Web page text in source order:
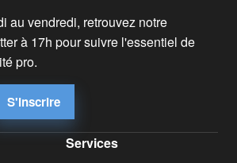
au vendredi, retrouvez notre
à 17h pour suivre l'essentiel de
pro.
S'inscrire
Services